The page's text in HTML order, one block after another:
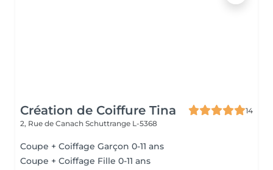
Création de Coiffure Tina
14
2, Rue de Canach Schuttrange L-5368
Coupe + Coiffage Garçon 0-11 ans
Coupe + Coiffage Fille 0-11 ans